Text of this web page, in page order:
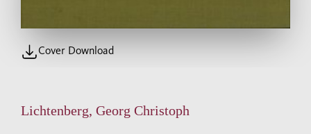
Cover Download
Lichtenberg, Georg Christoph